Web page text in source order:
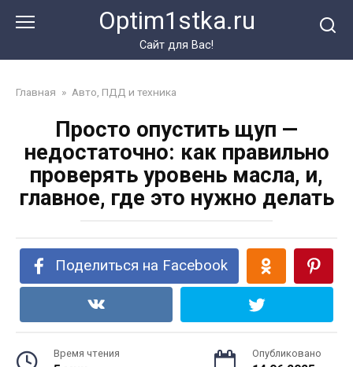
Optim1stka.ru
Сайт для Вас!
Главная » Авто, ПДД и техника
Просто опустить щуп —
недостаточно: как правильно
проверять уровень масла, и,
главное, где это нужно делать
Поделиться на Facebook
Время чтения Опубликовано